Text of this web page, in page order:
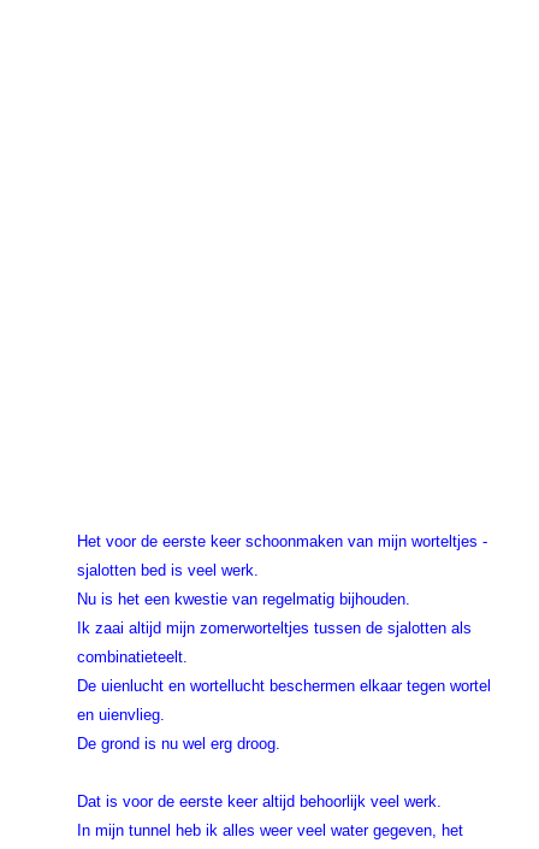
Het voor de eerste keer schoonmaken van mijn worteltjes -
sjalotten bed is veel werk.
Nu is het een kwestie van regelmatig bijhouden.
Ik zaai altijd mijn zomerworteltjes tussen de sjalotten als
combinatieteelt.
De uienlucht en wortellucht beschermen elkaar tegen wortel
en uienvlieg.
De grond is nu wel erg droog.
Dat is voor de eerste keer altijd behoorlijk veel werk.
In mijn tunnel heb ik alles weer veel water gegeven, het